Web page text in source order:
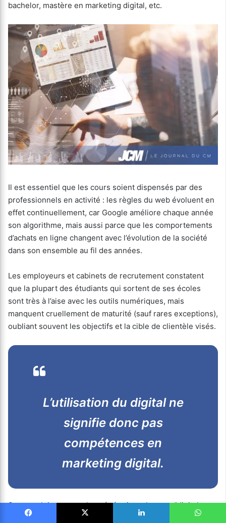
bachelor, mastère en marketing digital, etc.
Il est essentiel que les cours soient dispensés par des
professionnels en activité : les règles du web évoluent en
effet continuellement, car Google améliore chaque année
son algorithme, mais aussi parce que les comportements
d’achats en ligne changent avec l’évolution de la société
dans son ensemble au fil des années.
Les employeurs et cabinets de recrutement constatent
que la plupart des étudiants qui sortent de ses écoles
sont très à l’aise avec les outils numériques, mais
manquent cruellement de maturité (sauf rares exceptions),
oubliant souvent les objectifs et la cible de clientèle visés.
L’utilisation du digital ne
signifie donc pas
compétences en
marketing digital.
Sans vouloir opposer les générations, les non “digital
native” témoignent d’une expérience éprouvée en